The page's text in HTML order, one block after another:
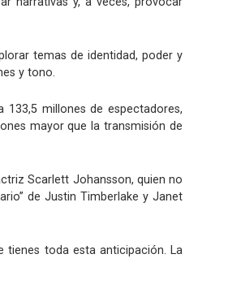
temas de identidad, poder y
y tono.
millones de espectadores,
mayor que la transmisión de
Scarlett Johansson, quien no
de Justin Timberlake y Janet
tienes toda esta anticipación. La